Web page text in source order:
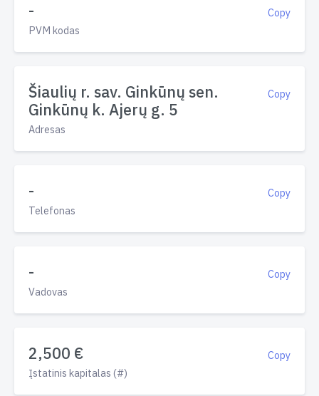
Copy
-
PVM kodas
Copy
Šiaulių r. sav. Ginkūnų sen.
Ginkūnų k. Ajerų g. 5
Adresas
Copy
-
Telefonas
Copy
-
Vadovas
Copy
2,500 €
Įstatinis kapitalas (#)